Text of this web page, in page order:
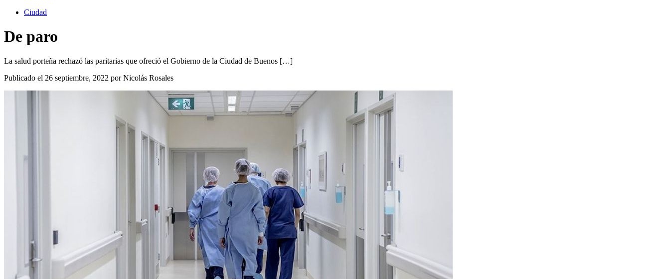
Ciudad
De paro
La salud porteña rechazó las paritarias que ofreció el Gobierno de la Ciudad de Buenos […]
Publicado el 26 septiembre, 2022 por Nicolás Rosales